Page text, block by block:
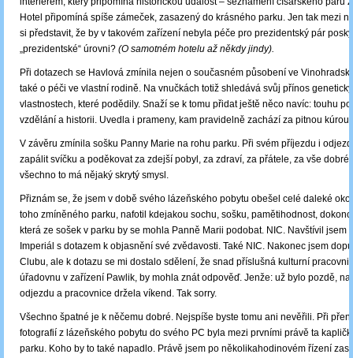
Hotel připomíná spíše zámeček, zasazený do krásného parku. Jen tak mezi
si představit, že by v takovém zařízení nebyla péče pro prezidentský pár
„prezidentské“ úrovni? (O samotném hotelu až někdy jindy).
Při dotazech se Havlová zmínila nejen o současném působení ve
také o péči ve vlastní rodině. Na vnučkách totiž shledává svůj přínos
vlastnostech, které podědily. Snaží se k tomu přidat ještě něco navíc: touhu
vzdělání a historii. Uvedla i prameny, kam pravidelně zachází za pitnou kúrou.
V závěru zmínila sošku Panny Marie na rohu parku. Při svém příjezdu i
zapálit svíčku a poděkovat za zdejší pobyl, za zdraví, za přátele, za vše dobré
všechno to má nějaký skrytý smysl.
Přiznám se, že jsem v době svého lázeňského pobytu obešel celé daleké
toho zmíněného parku, nafotil kdejakou sochu, sošku, pamětihodnost,
která ze sošek v parku by se mohla Panně Marii podobat. NIC. Navštívil jsem
Imperiál s dotazem k objasnění své zvědavosti. Také NIC. Nakonec jsem
Clubu, ale k dotazu se mi dostalo sdělení, že snad příslušná kulturní
úřadovnu v zařízení Pawlik, by mohla znát odpověď. Jenže: už bylo pozdě,
odjezdu a pracovnice držela víkend. Tak sorry.
Všechno špatné je k něčemu dobré. Nejspíše byste tomu ani nevěřili. Při
fotografií z lázeňského pobytu do svého PC byla mezi prvními právě ta
parku. Koho by to také napadlo. Právě jsem po několikahodinovém řízení